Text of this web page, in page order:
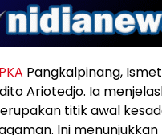
Pangkalpinang,
Ariotedjo. Ia
titik awal
Ini